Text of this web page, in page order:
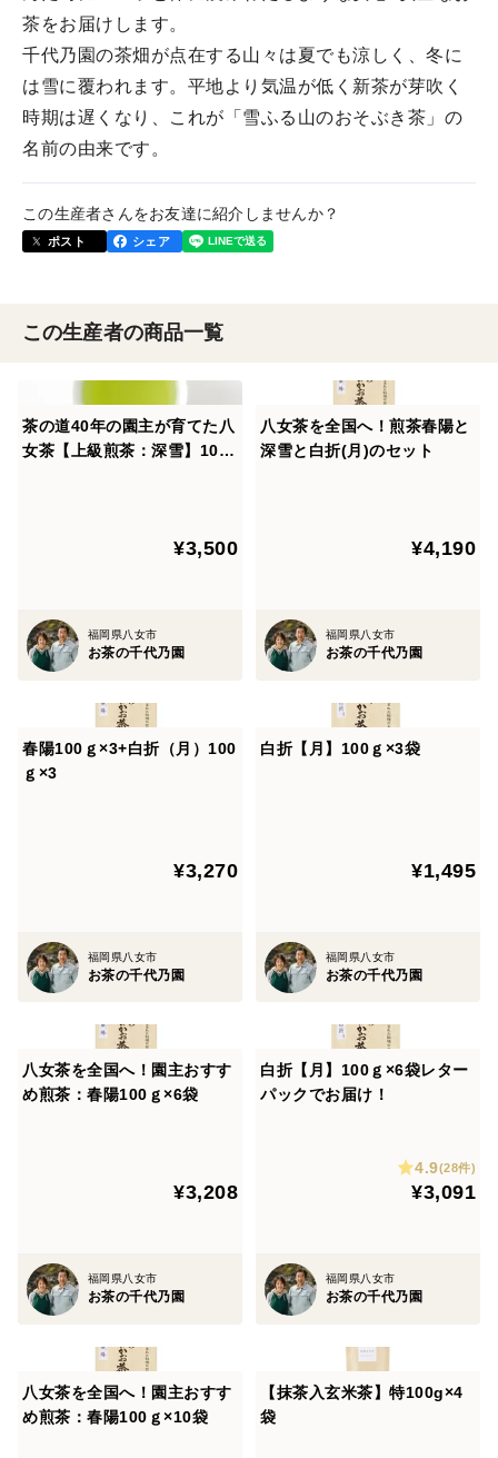
茶をお届けします。
千代乃園の茶畑が点在する山々は夏でも涼しく、冬に
は雪に覆われます。平地より気温が低く新茶が芽吹く
時期は遅くなり、これが「雪ふる山のおそぶき茶」の
名前の由来です。
この生産者さんをお友達に紹介しませんか？
ポスト シェア
この生産者の商品一覧
茶の道40年の園主が育てた八
女茶【上級煎茶：深雪】100
¥3,500
福岡県八女市
お茶の千代乃園
八女茶を全国へ！煎茶春陽と
深雪と白折(月)のセット
¥4,190
福岡県八女市
お茶の千代乃園
春陽100ｇ×3+白折（月）100
ｇ×3
¥3,270
福岡県八女市
お茶の千代乃園
白折【月】100ｇ×3袋
¥1,495
福岡県八女市
お茶の千代乃園
八女茶を全国へ！園主おすす
め煎茶：春陽100ｇ×6袋
¥3,208
福岡県八女市
お茶の千代乃園
白折【月】100ｇ×6袋レター
パックでお届け！
4.9(28件)
¥3,091
福岡県八女市
お茶の千代乃園
八女茶を全国へ！園主おすす
め煎茶：春陽100ｇ×10袋
【抹茶入玄米茶】特100g×4
袋